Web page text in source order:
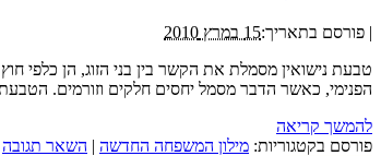
| פורסם בתאריך:15 במרץ 2010
טבעת נישואין מסמלת את הקשר בין בני הזוג, הן כלפי
הפנימי, כאשר הדבר מסמל יחסים חלקים וזורמים.
להמשך קריאה
פורסם בקטגוריות: מילון המשפחה החדשה | השאר תגובה